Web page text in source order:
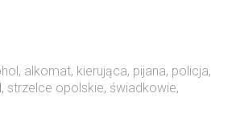
, alkomat, kierująca, pijana, policja,
, strzelce opolskie, świadkowie,